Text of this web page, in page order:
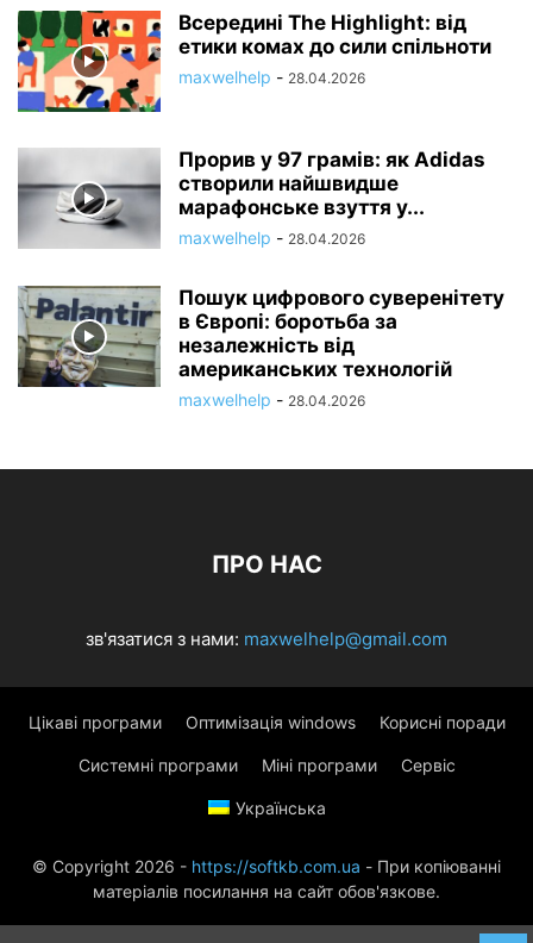
Всередині The Highlight: від
етики комах до сили спільноти
maxwelhelp - 28.04.2026
Прорив у 97 грамів: як Adidas
створили найшвидше
марафонське взуття у...
maxwelhelp - 28.04.2026
Пошук цифрового суверенітету
в Європі: боротьба за
незалежність від
американських технологій
maxwelhelp - 28.04.2026
ПРО НАС
зв'язатися з нами: maxwelhelp@gmail.com
Цікаві програми Оптимізація windows Корисні поради
Системні програми Міні програми Сервіс
Українська
© Copyright 2026 - https://softkb.com.ua - При копіюванні
матеріалів посилання на сайт обов'язкове.